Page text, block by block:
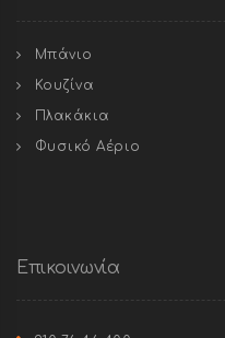
Μπάνιο
Κουζίνα
Πλακάκια
Φυσικό Αέριο
Επικοινωνία